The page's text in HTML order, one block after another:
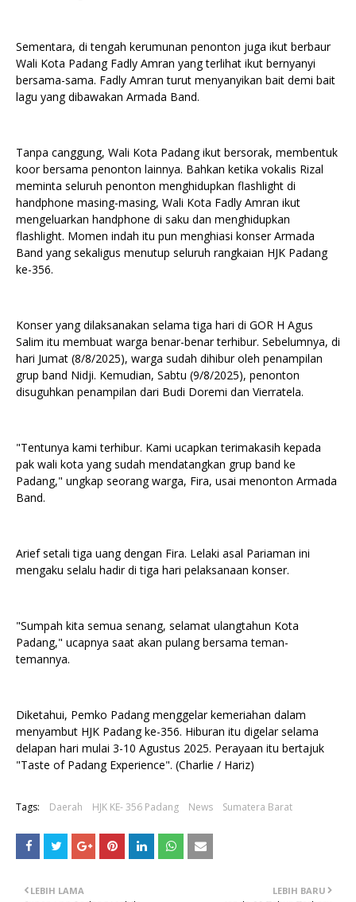
Sementara, di tengah kerumunan penonton juga ikut berbaur
Wali Kota Padang Fadly Amran yang terlihat ikut bernyanyi
bersama-sama. Fadly Amran turut menyanyikan bait demi bait
lagu yang dibawakan Armada Band.
Tanpa canggung, Wali Kota Padang ikut bersorak, membentuk
koor bersama penonton lainnya. Bahkan ketika vokalis Rizal
meminta seluruh penonton menghidupkan flashlight di
handphone masing-masing, Wali Kota Fadly Amran ikut
mengeluarkan handphone di saku dan menghidupkan
flashlight. Momen indah itu pun menghiasi konser Armada
Band yang sekaligus menutup seluruh rangkaian HJK Padang
ke-356.
Konser yang dilaksanakan selama tiga hari di GOR H Agus
Salim itu membuat warga benar-benar terhibur. Sebelumnya, di
hari Jumat (8/8/2025), warga sudah dihibur oleh penampilan
grup band Nidji. Kemudian, Sabtu (9/8/2025), penonton
disuguhkan penampilan dari Budi Doremi dan Vierratela.
"Tentunya kami terhibur. Kami ucapkan terimakasih kepada
pak wali kota yang sudah mendatangkan grup band ke
Padang," ungkap seorang warga, Fira, usai menonton Armada
Band.
Arief setali tiga uang dengan Fira. Lelaki asal Pariaman ini
mengaku selalu hadir di tiga hari pelaksanaan konser.
"Sumpah kita semua senang, selamat ulangtahun Kota
Padang," ucapnya saat akan pulang bersama teman-
temannya.
Diketahui, Pemko Padang menggelar kemeriahan dalam
menyambut HJK Padang ke-356. Hiburan itu digelar selama
delapan hari mulai 3-10 Agustus 2025. Perayaan itu bertajuk
"Taste of Padang Experience". (Charlie / Hariz)
Tags: Daerah HJK KE- 356 Padang News Sumatera Barat
LEBIH BARU
LEBIH LAMA